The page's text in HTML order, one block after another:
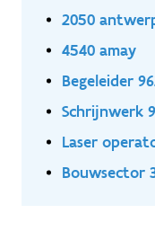
2050
4540 amay
Begeleider
Schrijnwerk
Laser
Bouwsector